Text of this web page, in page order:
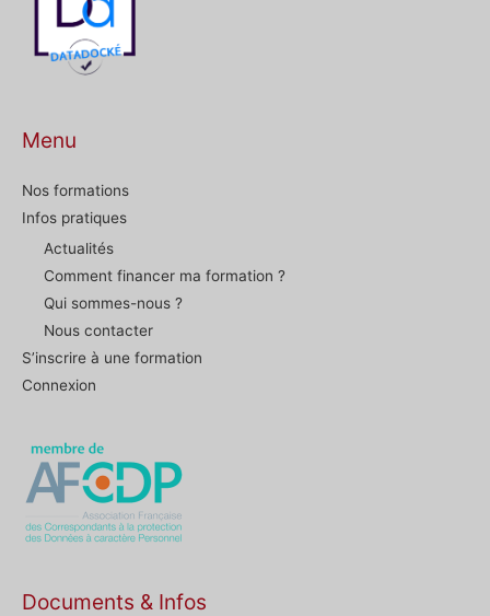
Menu
Nos formations
Infos pratiques
Actualités
Comment financer ma formation ?
Qui sommes-nous ?
Nous contacter
S’inscrire à une formation
Connexion
Documents & Infos